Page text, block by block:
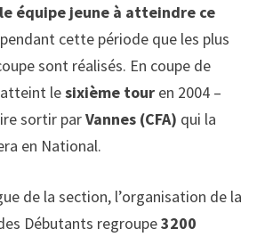
équipe jeune à atteindre ce
pendant cette période que les plus
sont réalisés. En coupe de
atteint lesixième touren 2004 –
sortir parVannes (CFA) qui la
en National.
de la section, l’organisation de la
Débutants regroupe3200